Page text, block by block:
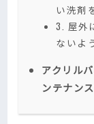
い洗剤
3. 屋外
ないよ
アクリル
ンテナン